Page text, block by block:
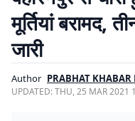
मूर्तियां बरामद,
जारी
Author PRABHAT KHABAR
UPDATED:THU, 25 MAR 2021